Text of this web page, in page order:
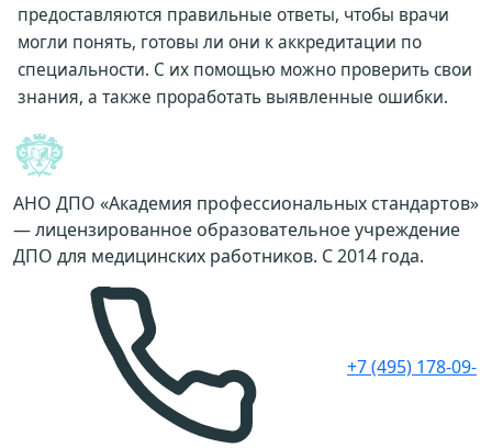
предоставляются правильные ответы, чтобы врачи
могли понять, готовы ли они к аккредитации по
специальности. С их помощью можно проверить свои
знания, а также проработать выявленные ошибки.
АНО ДПО «Академия профессиональных стандартов»
— лицензированное образовательное учреждение
ДПО для медицинских работников. С 2014 года.
+7 (495) 178-09-